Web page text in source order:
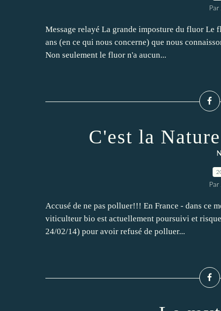
Message relayé La grande imposture du fluor
ans (en ce qui nous concerne) que nous
Non seulement le fluor n'a aucun...
C'est la
Accusé de ne pas polluer!!! En France - dans ce
viticulteur bio est actuellement poursuivi et
24/02/14) pour avoir refusé de polluer...